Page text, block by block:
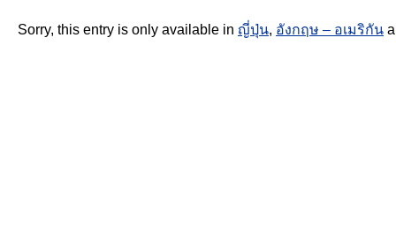
Sorry, this entry is only available in ญี่ปุ่น, อังกฤษ – อเมริกัน